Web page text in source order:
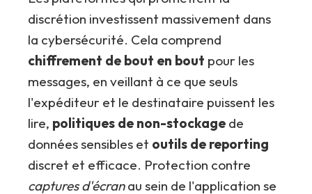
discrétion investissent massivement dans
la cybersécurité. Cela comprend
chiffrement de bout en bout pour les
messages, en veillant à ce que seuls
l'expéditeur et le destinataire puissent les
lire, politiques de non-stockage de
données sensibles et outils de reporting
discret et efficace. Protection contre
captures d'écranau sein de l'application se